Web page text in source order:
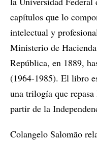
capítulos que lo
intelectual y
Ministerio de
República, en 1889,
(1964-1985). El libro
una trilogía que
partir de la
Colangelo Salomão